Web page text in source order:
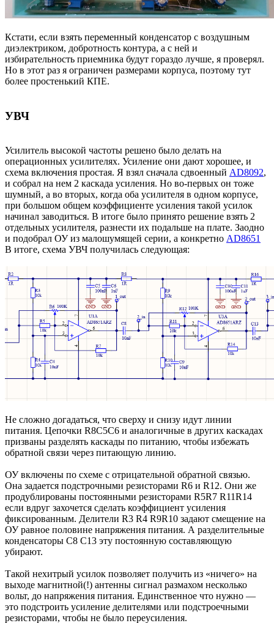
Кстати, если взять переменный конденсатор с воздушным
диэлектриком, добротность контура, а с ней и
избирательность приемника будут гораздо лучше, я проверял.
Но в этот раз я ограничен размерами корпуса, поэтому тут
более простенький КПЕ.
УВЧ
Усилитель высокой частоты решено было делать на
операционных усилителях. Усиление они дают хорошее, и
схема включения простая. Я взял сначала сдвоенный AD8092,
и собрал на нем 2 каскада усиления. Но во-первых он тоже
шумный, а во вторых, когда оба усилителя в одном корпусе,
при большом общем коэффициенте усиления такой усилок
начинал заводиться. В итоге было принято решение взять 2
отдельных усилителя, разнести их подальше на плате. Заодно
и подобрал ОУ из малошумящей серии, а конкретно AD8651
В итоге, схема УВЧ получилась следующая:
Не сложно догадаться, что сверху и снизу идут линии
питания. Цепочки R8C5C6 и аналогичные в других каскадах
призваны разделять каскады по питанию, чтобы избежать
обратной связи через питающую линию.
ОУ включены по схеме с отрицательной обратной связью.
Она задается подстрочными резисторами R6 и R12. Они же
продублированы постоянными резисторами R5R7 R11R14
если вдруг захочется сделать коэффициент усиления
фиксированным. Делители R3 R4 R9R10 задают смещение на
ОУ равное половине напряжения питания. А разделительные
конденсаторы C8 C13 эту постоянную составляющую
убирают.
Такой нехитрый усилок позволяет получить из «ничего» на
выходе магнитной(!) антенны сигнал размахом несколько
вольт, до напряжения питания. Единственное что нужно —
это подстроить усиление делителями или подстроечными
резисторами, чтобы не было переусиления.